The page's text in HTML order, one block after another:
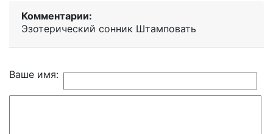
Комментарии:
Эзотерический cонник Штамповать
Ваше имя: